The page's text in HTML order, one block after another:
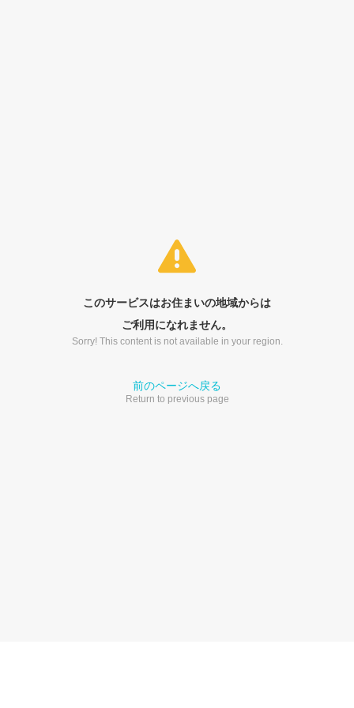
このサービスはお住まいの地域からは
ご利用になれません。
Sorry! This content is not available in your region.
前のページへ戻る
Return to previous page